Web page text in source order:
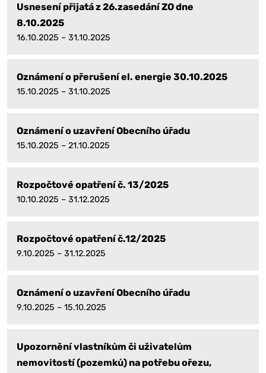
Usnesení přijatá z 26.zasedání ZO dne
8.10.2025
16.10.2025 – 31.10.2025
Oznámení o přerušení el. energie 30.10.2025
15.10.2025 – 31.10.2025
Oznámení o uzavření Obecního úřadu
15.10.2025 – 21.10.2025
Rozpočtové opatření č. 13/2025
10.10.2025 – 31.12.2025
Rozpočtové opatření č.12/2025
9.10.2025 – 31.12.2025
Oznámení o uzavření Obecního úřadu
9.10.2025 – 15.10.2025
Upozornění vlastníkům či uživatelům
nemovitostí (pozemků) na potřebu ořezu,